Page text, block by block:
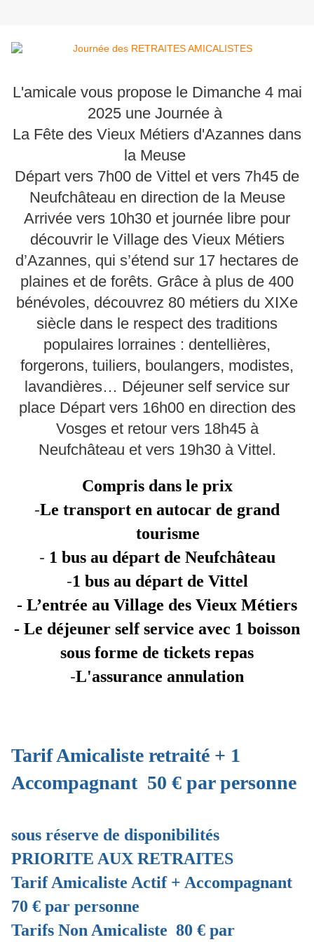
L'amicale vous propose le Dimanche 4 mai
2025 une Journée à
La Fête des Vieux Métiers d'Azannes dans
la Meuse
Départ vers 7h00 de Vittel et vers 7h45 de
Neufchâteau en direction de la Meuse
Arrivée vers 10h30 et journée libre pour
découvrir le Village des Vieux Métiers
d’Azannes, qui s’étend sur 17 hectares de
plaines et de forêts. Grâce à plus de 400
bénévoles, découvrez 80 métiers du XIXe
siècle dans le respect des traditions
populaires lorraines : dentellières,
forgerons, tuiliers, boulangers, modistes,
lavandières… Déjeuner self service sur
place Départ vers 16h00 en direction des
Vosges et retour vers 18h45 à
Neufchâteau et vers 19h30 à Vittel.
Compris dans le prix
-Le transport en autocar de grand
tourisme
- 1 bus au départ de Neufchâteau
-1 bus au départ de Vittel
- L’entrée au Village des Vieux Métiers
- Le déjeuner self service avec 1 boisson
sous forme de tickets repas
-L'assurance annulation
Tarif Amicaliste retraité + 1
Accompagnant 50 € par personne
sous réserve de disponibilités
PRIORITE AUX RETRAITES
Tarif Amicaliste Actif + Accompagnant
70 € par personne
Tarifs Non Amicaliste 80 € par